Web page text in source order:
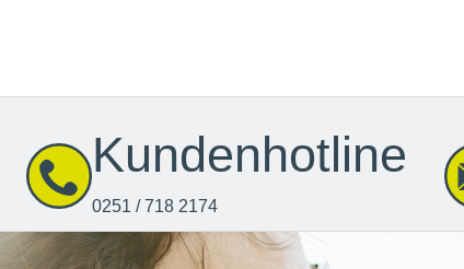
Kundenhotline
0251 / 718 2174